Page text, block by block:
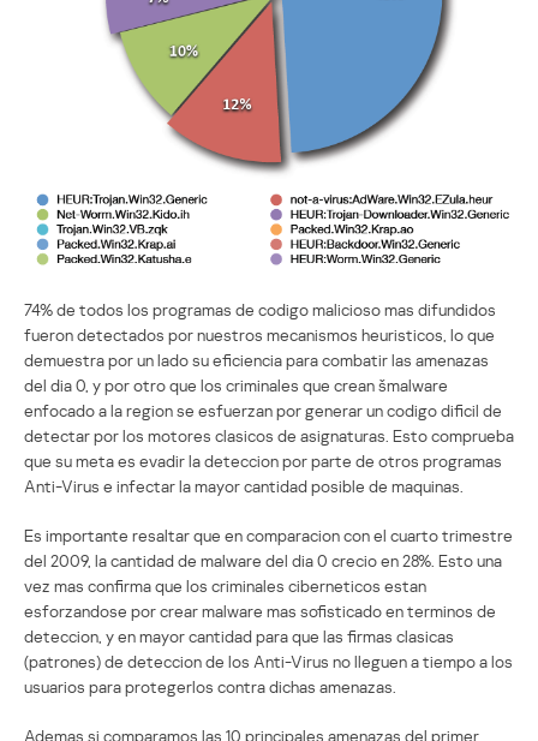
74% de todos los programas de codigo malicioso mas difundidos
fueron detectados por nuestros mecanismos heuristicos, lo que
demuestra por un lado su eficiencia para combatir las amenazas
del dia 0, y por otro que los criminales que crean šmalware
enfocado a la region se esfuerzan por generar un codigo dificil de
detectar por los motores clasicos de asignaturas. Esto comprueba
que su meta es evadir la deteccion por parte de otros programas
Anti-Virus e infectar la mayor cantidad posible de maquinas.
Es importante resaltar que en comparacion con el cuarto trimestre
del 2009, la cantidad de malware del dia 0 crecio en 28%. Esto una
vez mas confirma que los criminales ciberneticos estan
esforzandose por crear malware mas sofisticado en terminos de
deteccion, y en mayor cantidad para que las firmas clasicas
(patrones) de deteccion de los Anti-Virus no lleguen a tiempo a los
usuarios para protegerlos contra dichas amenazas.
Ademas si comparamos las 10 principales amenazas del primer